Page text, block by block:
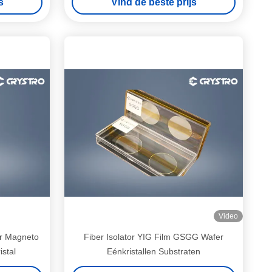
Vind de beste prijs
Magneto
Video
Fiber Isolator YIG Film GSGG Wafer
Eénkristallen Substraten